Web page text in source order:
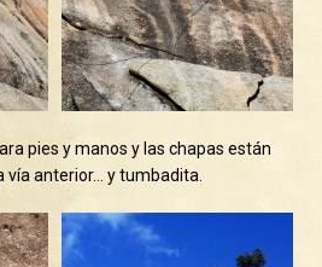
pies y manos y las chapas están
vía anterior… y tumbadita.